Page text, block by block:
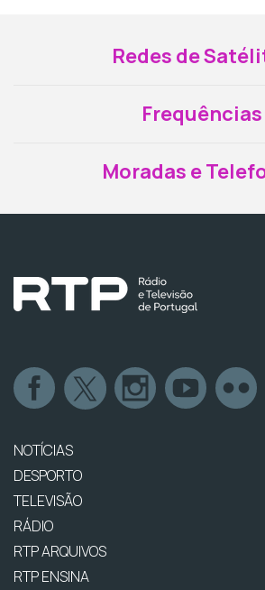
Redes de
Frequências
Moradas e
NOTÍCIAS
DESPORTO
TELEVISÃO
RÁDIO
RTP ARQUIVOS
RTP ENSINA